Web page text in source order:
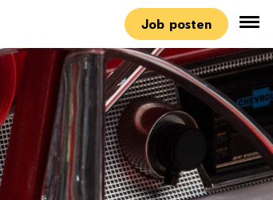
Job posten